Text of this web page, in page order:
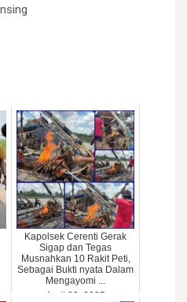
Kapolsek Cerenti Gerak
Sigap dan Tegas
Musnahkan 10 Rakit Peti,
Sebagai Bukti nyata Dalam
Mengayomi ...
April 22, 2025